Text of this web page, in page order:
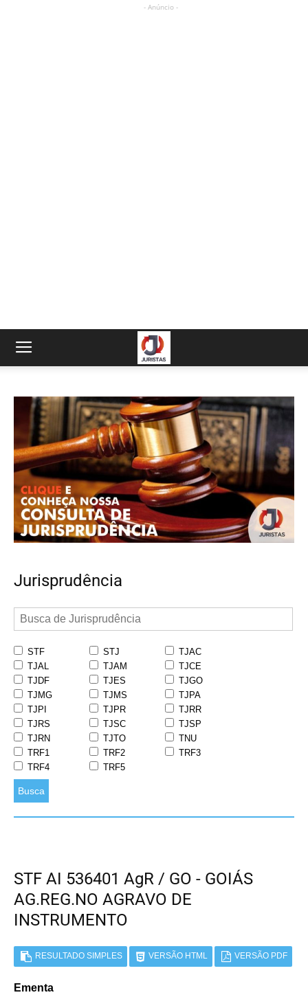
- Anúncio -
Jurisprudência
STF STJ
TJAC
TJAL
TJAM
TJCE
TJDF
TJES
TJGO
TJMG
TJMS
TJPA
TJPI
TJPR
TJRR
TJRS
TJSC
TJSP
TJRN
TJTO
TNU
TRF1
TRF2
TRF3
TRF4
TRF5
Busca
STF AI 536401 AgR / GO - GOIÁS
AG.REG.NO AGRAVO DE
INSTRUMENTO
RESULTADO SIMPLES VERSÃO HTML VERSÃO PDF
Ementa